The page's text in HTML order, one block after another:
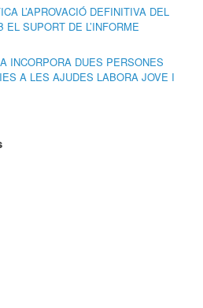
L’APROVACIÓ DEFINITIVA DEL
SUPORT DE L’INFORME
INCORPORA DUES PERSONES
A LES AJUDES LABORA JOVE I